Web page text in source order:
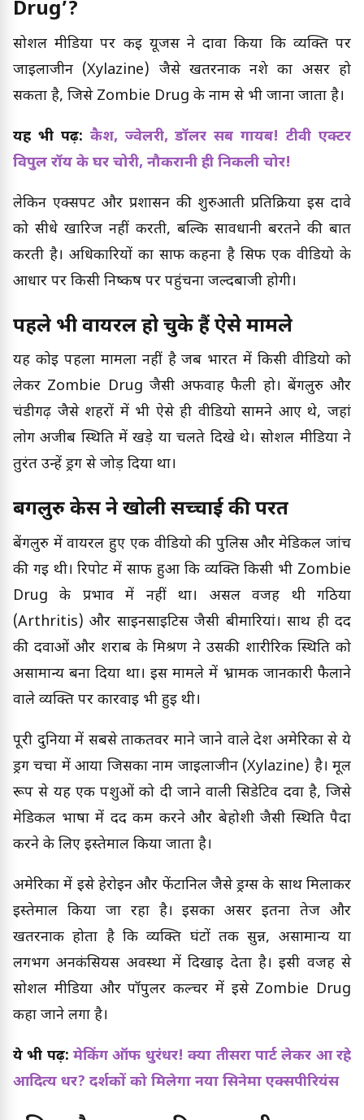
Drug’?
सोशल मीडिया पर कई यूजर्स ने दावा किया कि व्यक्ति पर
जाइलाजीन (Xylazine) जैसे खतरनाक नशे का असर हो
सकता है, जिसे Zombie Drug के नाम से भी जाना जाता है।
यह भी पढ़ें: कैश, ज्वेलरी, डॉलर सब गायब! टीवी एक्टर
विपुल रॉय के घर चोरी, नौकरानी ही निकली चोर!
लेकिन एक्सपर्ट और प्रशासन की शुरुआती प्रतिक्रिया इस दावे
को सीधे खारिज नहीं करती, बल्कि सावधानी बरतने की बात
करती है। अधिकारियों का साफ कहना है सिर्फ एक वीडियो के
आधार पर किसी निष्कर्ष पर पहुंचना जल्दबाजी होगी।
पहले भी वायरल हो चुके हैं ऐसे मामले
यह कोई पहला मामला नहीं है जब भारत में किसी वीडियो को
लेकर Zombie Drug जैसी अफवाह फैली हो। बेंगलुरु और
चंडीगढ़ जैसे शहरों में भी ऐसे ही वीडियो सामने आए थे, जहां
लोग अजीब स्थिति में खड़े या चलते दिखे थे। सोशल मीडिया ने
तुरंत उन्हें ड्रग से जोड़ दिया था।
बेंगलुरु केस ने खोली सच्चाई की परत
बेंगलुरु में वायरल हुए एक वीडियो की पुलिस और मेडिकल जांच
की गई थी। रिपोर्ट में साफ हुआ कि व्यक्ति किसी भी Zombie
Drug के प्रभाव में नहीं था। असल वजह थी गठिया
(Arthritis) और साइनसाइटिस जैसी बीमारियां। साथ ही दर्द
की दवाओं और शराब के मिश्रण ने उसकी शारीरिक स्थिति को
असामान्य बना दिया था। इस मामले में भ्रामक जानकारी फैलाने
वाले व्यक्ति पर कार्रवाई भी हुई थी।
पूरी दुनिया में सबसे ताकतवर माने जाने वाले देश अमेरिका से ये
ड्रग चर्चा में आया जिसका नाम जाइलाजीन (Xylazine) है। मूल
रूप से यह एक पशुओं को दी जाने वाली सिडेटिव दवा है, जिसे
मेडिकल भाषा में दर्द कम करने और बेहोशी जैसी स्थिति पैदा
करने के लिए इस्तेमाल किया जाता है।
अमेरिका में इसे हेरोइन और फेंटानिल जैसे ड्रग्स के साथ मिलाकर
इस्तेमाल किया जा रहा है। इसका असर इतना तेज और
खतरनाक होता है कि व्यक्ति घंटों तक सुन्न, असामान्य या
लगभग अनकंसियस अवस्था में दिखाई देता है। इसी वजह से
सोशल मीडिया और पॉपुलर कल्चर में इसे Zombie Drug
कहा जाने लगा है।
ये भी पढ़ें:मेकिंग ऑफ धुरंधर! क्या तीसरा पार्ट लेकर आ रहे
आदित्य धर? दर्शकों को मिलेगा नया सिनेमा एक्सपीरियंस